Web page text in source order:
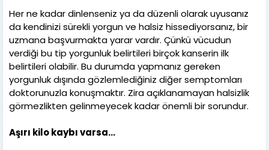
Her ne kadar dinlenseniz ya da düzenli olarak uyusanız
da kendinizi sürekli yorgun ve halsiz hissediyorsanız, bir
uzmana başvurmakta yarar vardır. Çünkü vücudun
verdiği bu tip yorgunluk belirtileri birçok kanserin ilk
belirtileri olabilir. Bu durumda yapmanız gereken
yorgunluk dışında gözlemlediğiniz diğer semptomları
doktorunuzla konuşmaktır. Zira açıklanamayan halsizlik
görmezlikten gelinmeyecek kadar önemli bir sorundur.
Aşırı kilo kaybı varsa…